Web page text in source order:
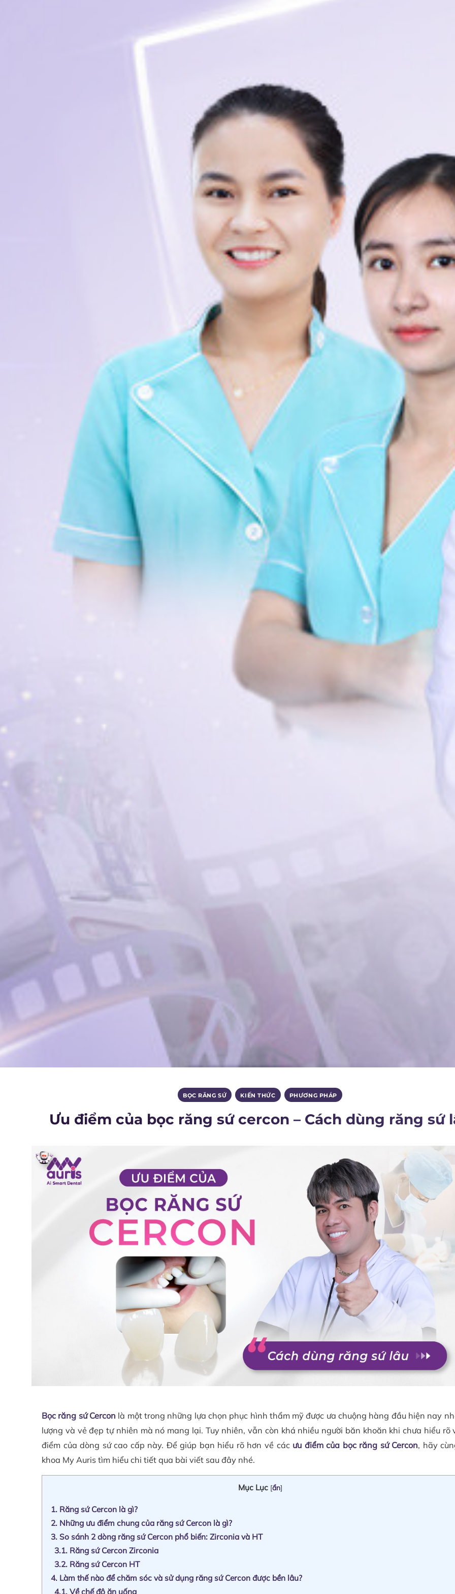
BỌC RĂNG SỨ , KIẾN THỨC , PHƯƠNG PHÁP
Ưu điểm của bọc răng sứ cercon – Cách dùng răng sứ
Bọc răng sứ Cercon là một trong những lựa chọn phục hình thẩm mỹ được ưa chuộng hàng đầu hiện nay
lượng và vẻ đẹp tự nhiên mà nó mang lại. Tuy nhiên, vẫn còn khá nhiều người băn khoăn khi chưa hiểu rõ
điểm của dòng sứ cao cấp này. Để giúp bạn hiểu rõ hơn về các ưu điểm của bọc răng sứ Cercon, hãy
khoa My Auris tìm hiểu chi tiết qua bài viết sau đây nhé.
Mục Lục [ẩn]
1. Răng sứ Cercon là gì?
2. Những ưu điểm chung của răng sứ Cercon là gì?
3. So sánh 2 dòng răng sứ Cercon phổ biến: Zirconia và HT
3.1. Răng sứ Cercon Zirconia
3.2. Răng sứ Cercon HT
4. Làm thế nào để chăm sóc và sử dụng răng sứ Cercon được bền lâu?
4.1. Về chế độ ăn uống